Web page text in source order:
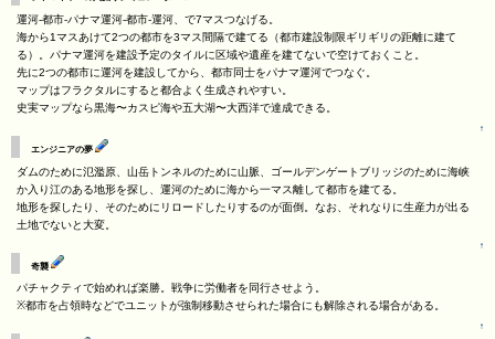
運河‐都市‐パナマ運河‐都市‐運河、で7マスつなげる。
海から1マスあけて2つの都市を3マス間隔で建てる（都市建設制限ギリギリの距離に建て
る）。パナマ運河を建設予定のタイルに区域や遺産を建てないで空けておくこと。
先に2つの都市に運河を建設してから、都市同士をパナマ運河でつなぐ。
マップはフラクタルにすると都合よく生成されやすい。
史実マップなら黒海〜カスピ海や五大湖〜大西洋で達成できる。
↑
エンジニアの夢
ダムのために氾濫原、山岳トンネルのために山脈、ゴールデンゲートブリッジのために海峡
か入り江のある地形を探し、運河のために海から一マス離して都市を建てる。
地形を探したり、そのためにリロードしたりするのが面倒。なお、それなりに生産力が出る
土地でないと大変。
↑
奇襲
パチャクティで始めれば楽勝。戦争に労働者を同行させよう。
※都市を占領時などでユニットが強制移動させられた場合にも解除される場合がある。
↑